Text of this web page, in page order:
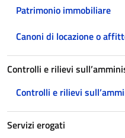
Patrimonio immobiliare
Canoni di locazione o
Controlli e rilievi
Controlli e rilievi
Servizi erogati